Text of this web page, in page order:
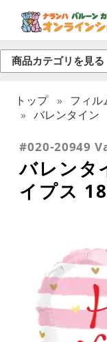
商品カテゴリを見る
トップ フィル
バレンタイン
#020-20949
バレンタ
イプス